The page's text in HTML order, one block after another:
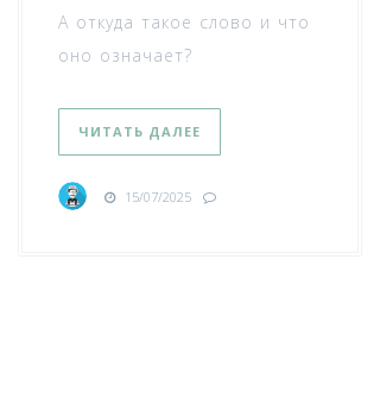
А откуда такое слово и что
оно означает?
ЧИТАТЬ ДАЛЕЕ
15/07/2025